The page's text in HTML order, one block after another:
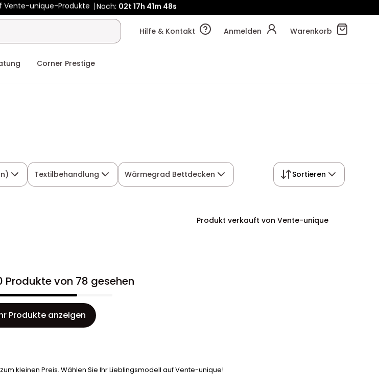
unique - Gleicher Shop, neuer Name!
unique-Produkte Noch:02t
Hilfe & Kontakt Anmelden Warenkorb
Corner Prestige
Textilbehandlung Wärmegrad Bettdecken Sortieren
Produkt verkauft von Vente-unique
Produkte von 78 gesehen
Produkte anzeigen
kleinen Preis. Wählen Sie Ihr Lieblingsmodell auf Vente-unique!